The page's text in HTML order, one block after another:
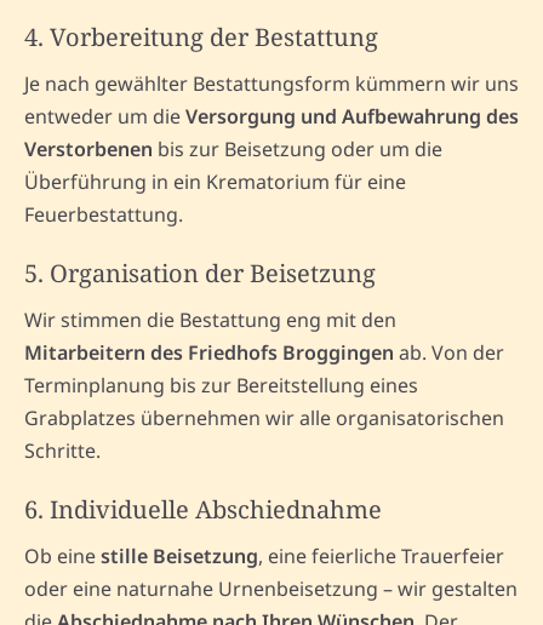
4. Vorbereitung der Bestattung
Je nach gewählter Bestattungsform kümmern wir uns
entweder um dieVersorgung und Aufbewahrung des
Verstorbenen bis zur Beisetzung oder um die
Überführung in ein Krematorium für eine
Feuerbestattung.
5. Organisation der Beisetzung
Wir stimmen die Bestattung eng mit den
Mitarbeitern des Friedhofs Broggingen ab. Von der
Terminplanung bis zur Bereitstellung eines
Grabplatzes übernehmen wir alle organisatorischen
Schritte.
6. Individuelle Abschiednahme
Ob einestille Beisetzung, eine feierliche Trauerfeier
oder eine naturnahe Urnenbeisetzung – wir gestalten